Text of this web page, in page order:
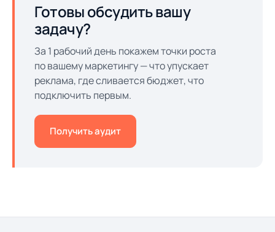
Готовы обсудить вашу
задачу?
За 1 рабочий день покажем точки роста
по вашему маркетингу — что упускает
реклама, где сливается бюджет, что
подключить первым.
Получить аудит